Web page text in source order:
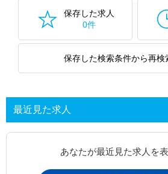
保存した求人
0件
保存した検索条件から再検
最近見た求人
あなたが最近見た求人を